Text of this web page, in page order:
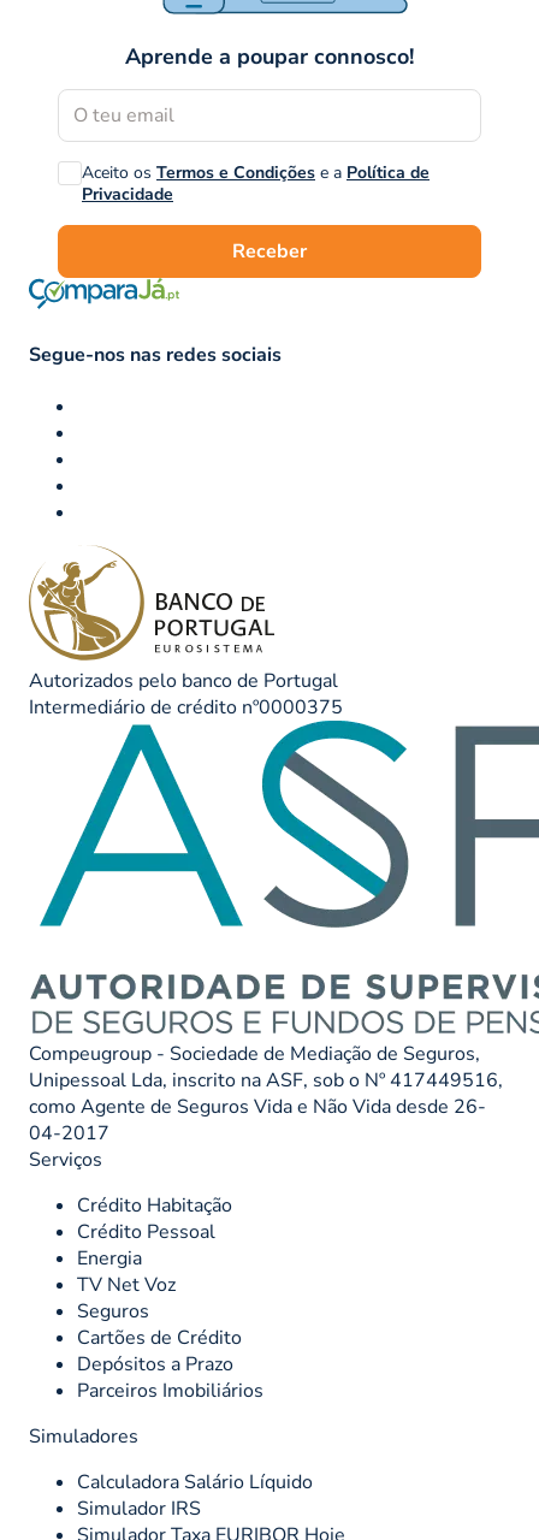
Aprende a poupar connosco!
Aceito os Termos e Condições e a Política de
Privacidade
Receber
Segue-nos nas redes sociais
Autorizados pelo banco de Portugal
Intermediário de crédito nº0000375
Compeugroup - Sociedade de Mediação de Seguros,
Unipessoal Lda, inscrito na ASF, sob o Nº 417449516,
como Agente de Seguros Vida e Não Vida desde 26-
04-2017
Serviços
Crédito Habitação
Crédito Pessoal
Energia
TV Net Voz
Seguros
Cartões de Crédito
Depósitos a Prazo
Parceiros Imobiliários
Simuladores
Calculadora Salário Líquido
Simulador IRS